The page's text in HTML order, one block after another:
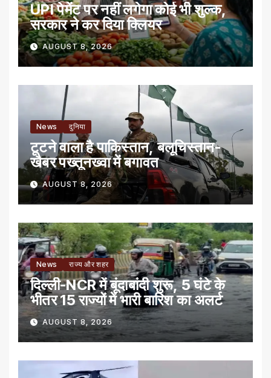
UPI पेमेंट पर नहीं लगेगा कोई भी शुल्क,
सरकार ने कर दिया क्लियर
AUGUST 8, 2026
News दुनिया
टूटने वाला है पाकिस्तान, बलूचिस्तान-
खैबर पख्तूनख्वा में बगावत
AUGUST 8, 2026
News राज्य और शहर
दिल्ली-NCR में बूंदाबांदी शुरू, 5 घंटे के
भीतर 15 राज्यों में भारी बारिश का अलर्ट
AUGUST 8, 2026